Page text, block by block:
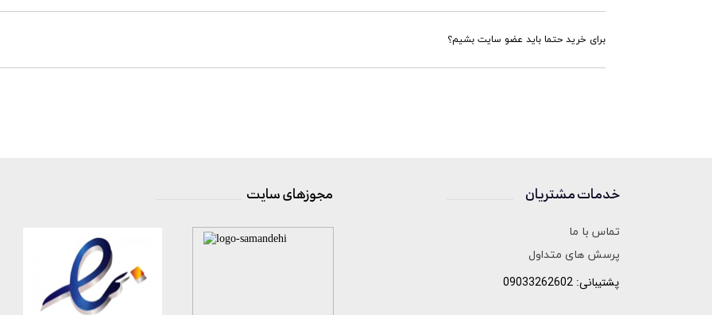
برای خرید حتما باید عضو سایت بشیم؟
خدمات مشتریان
تماس با ما
پرسش های متداول
پشتیبانی: 09033262602
مجوزهای سایت